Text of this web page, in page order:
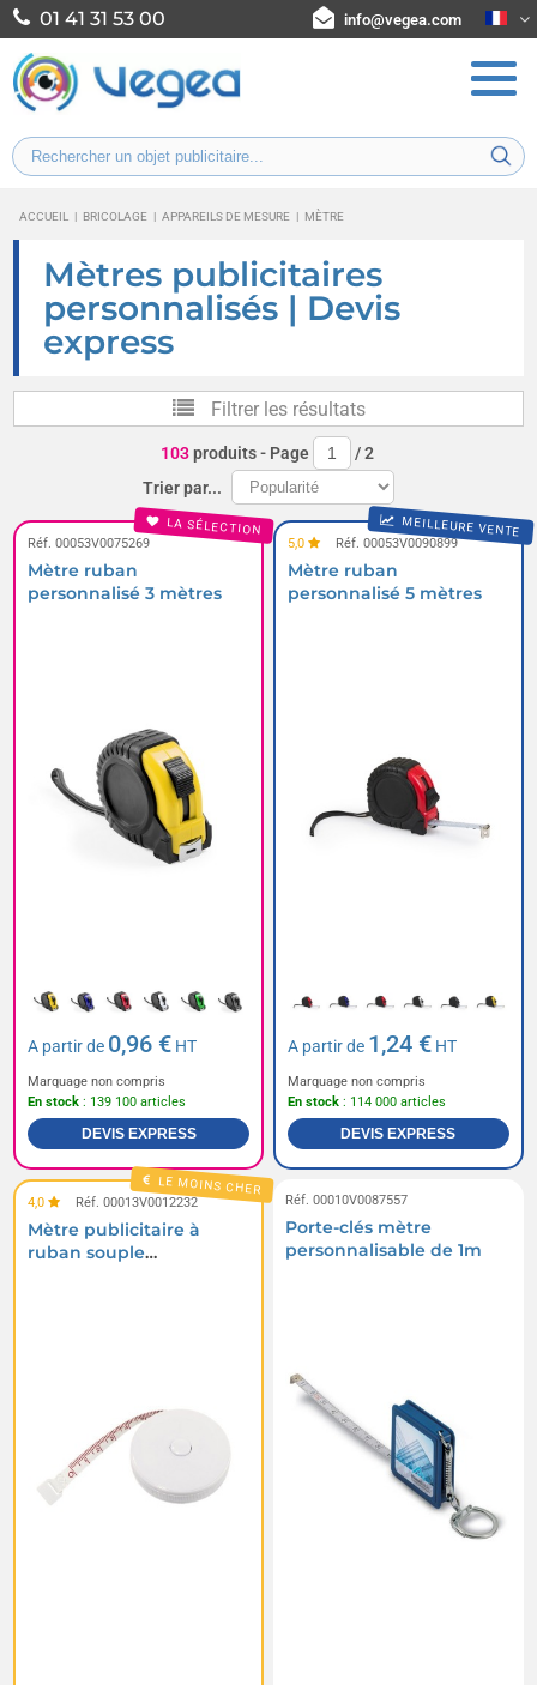
01 41 31 53 00 info@vegea.com
ACCUEIL | BRICOLAGE | APPAREILS DE MESURE | MÈTRE
Mètres publicitaires
personnalisés | Devis
express
Filtrer les résultats
103produits- Page /2
Trier par...
LA SÉLECTION
Réf. 00053V0075269
Mètre ruban
personnalisé 3 mètres
A partir de 0,96 € HT
Marquage non compris
En stock : 139 100 articles
DEVIS EXPRESS
MEILLEURE VENTE
5,0 Réf. 00053V0090899
Mètre ruban
personnalisé 5 mètres
A partir de 1,24 € HT
Marquage non compris
En stock : 114 000 articles
DEVIS EXPRESS
LE MOINS CHER
4,0 Réf. 00013V0012232
Mètre publicitaire à
ruban souple
Réf. 00010V0087557
Porte-clés mètre
personnalisable de 1m